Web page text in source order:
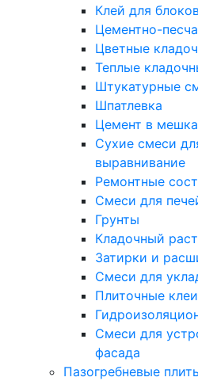
Клей для
Цементно-
Цветные
Теплые
Штукатурные
Шпатлевка
Цемент в
Сухие смеси
выравнивание
Ремонтные
Смеси для
Грунты
Кладочный
Затирки и
Смеси для
Плиточные клеи
Смеси для
фасада
Пазогребневые